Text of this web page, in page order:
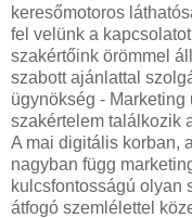
keresőmotoros
fel velünk a
szakértőink örömmel
szabott ajánlattal
ügynökség - Marketing
szakértelem találkozik
A mai digitális korban,
nagyban függ
kulcsfontosságú olyan
átfogó szemlélettel